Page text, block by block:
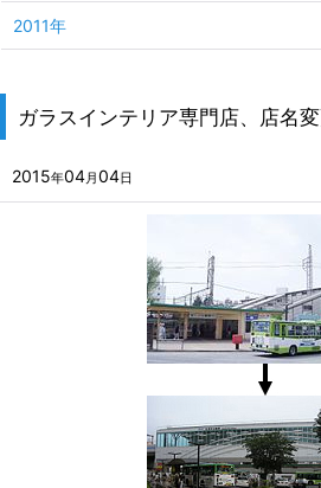
ガラスインテリア専門店、店名
2015年04月04日
2011年